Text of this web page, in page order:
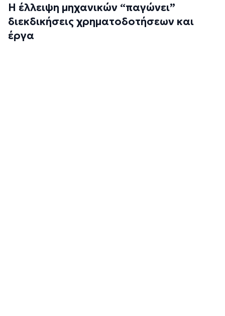
Η έλλειψη μηχανικών “παγώνει”
διεκδικήσεις χρηματοδοτήσεων και
έργα